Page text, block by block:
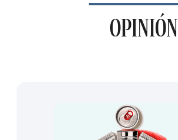
OPINIÓN